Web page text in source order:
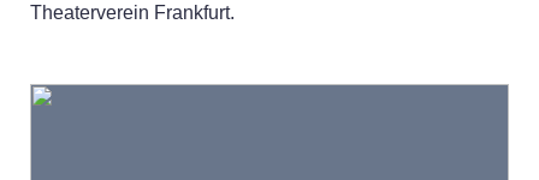
Theaterverein Frankfurt.